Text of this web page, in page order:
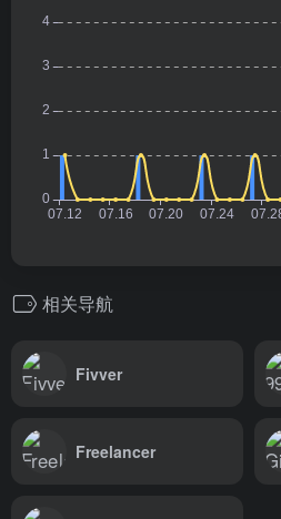
相关导航
Fivver
Freelancer